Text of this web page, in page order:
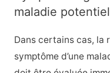
maladie
Dans certains cas, la
symptôme d’une